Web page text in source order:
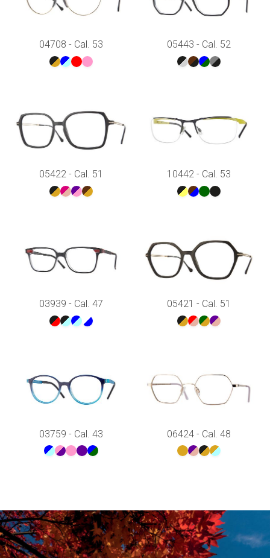
04708 - Cal. 53 05443 - Cal. 52
05422 - Cal. 51 10442 - Cal. 53
03939 - Cal. 47 05421 - Cal. 51
03759 - Cal. 43 06424 - Cal. 48